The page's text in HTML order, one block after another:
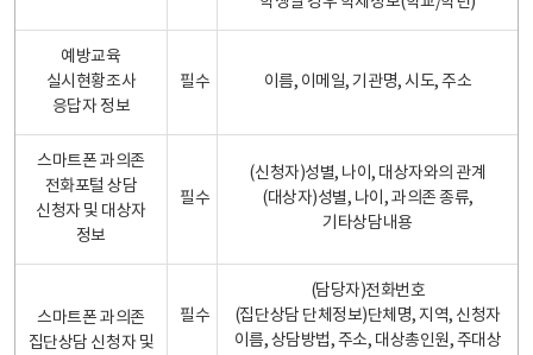
예방교육
실시현황조사
응답자 정보
필수 이름, 이메일, 기관명, 시도, 주소
스마트폰 과의존
전화포털 상담
신청자 및 대상자
정보
필수
(신청자)성별, 나이, 대상자와의 관계
(대상자)성별, 나이, 과의존 종류,
기타상담내용
스마트폰 과의존
집단상담 신청자 및
필수
(담당자)전화번호
(집단상담 단체정보)단체명, 지역, 신청자
이름, 상담방법, 주소, 대상총인원, 주대상